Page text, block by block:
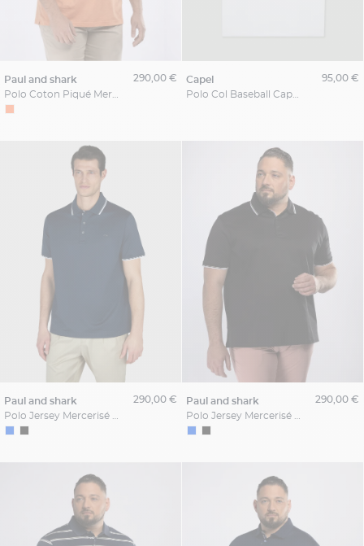
paul and shark
290,00 €
capel
95,00 €
paul and shark
290,00 €
paul and shark
290,00 €